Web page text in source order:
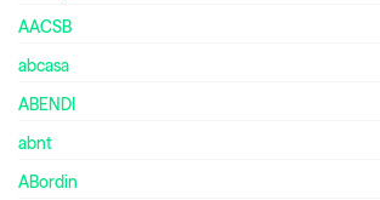
AACSB
abcasa
ABENDI
abnt
ABordin